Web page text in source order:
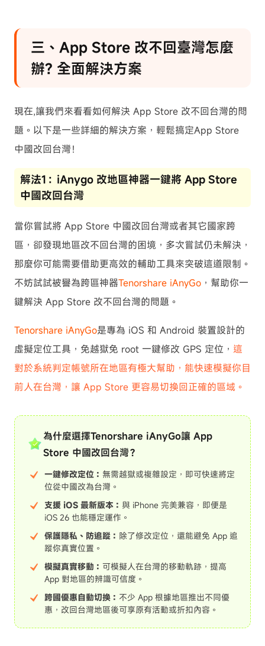
三、App Store 改不回臺灣怎麼
辦? 全面解決方案
現在,讓我們來看看如何解決 App Store 改不回台灣的問
題。以下是一些詳細的解決方案，輕鬆搞定App Store
中國改回台灣！
解法1：iAnygo 改地區神器一鍵將 App Store
中國改回台灣
當你嘗試將 App Store 中國改回台灣或者其它國家跨
區，卻發現地區改不回台灣的困境，多次嘗試仍未解決，
那麼你可能需要借助更高效的輔助工具來突破這道限制。
不妨試試被譽為跨區神器Tenorshare iAnyGo ，幫助你一
鍵解決 App Store 改不回台灣的問題。
Tenorshare iAnyGo是專為 iOS 和 Android 裝置設計的
虛擬定位工具，免越獄免 root 一鍵修改 GPS 定位， 這
對於系統判定帳號所在地區有極大幫助，能快速模擬你目
前人在台灣，讓 App Store 更容易切換回正確的區域。
為什麼選擇Tenorshare iAnyGo讓 App
Store 中國改回台灣？
一鍵修改定位： 無需越獄或複雜設定，即可快速將定
位從中國改為台灣。
支援 iOS 最新版本： 與 iPhone 完美兼容，即便是
iOS 26 也能穩定運作。
保護隱私、防追蹤： 除了修改定位，還能避免 App 追
蹤你真實位置。
模擬真實移動： 可模擬人在台灣的移動軌跡，提高
App 對地區的辨識可信度。
跨國優惠自動切換： 不少 App 根據地區推出不同優
惠，改回台灣地區後可享原有活動或折扣內容。